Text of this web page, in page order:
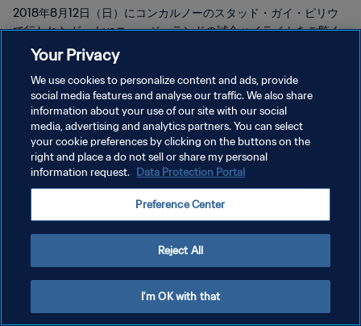
2018年8月12日（日）にコンカルノーのスタッド・ガイ・ピリウ
で行われたガーナvsニュージーランドの試合ハイライトをご覧く
ださい。
プライバシーポリシー
サービス利用規約
Your Privacy
We use cookies to personalize content and ads, provide
social media features and analyse our traffic. We also share
information about your use of our site with our social
media, advertising and analytics partners. You can select
your cookie preferences by clicking on the buttons on the
right and place a do not sell or share my personal
information request. Data Protection Portal
Preference Center
Reject All
I'm OK with that